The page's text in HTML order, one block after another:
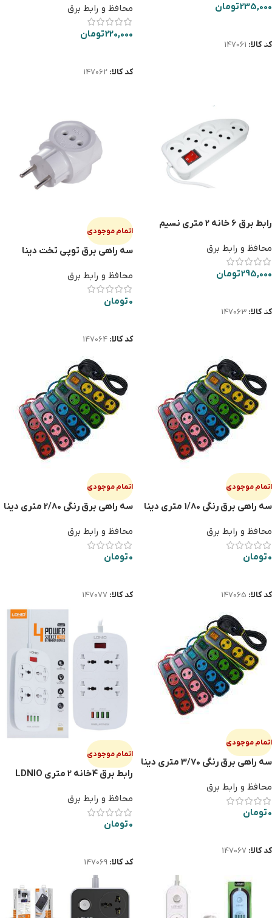
235,000تومان
کد کالا: 147061
محافظ و رابط برق
220,000تومان
کد کالا: 147062
رابط برق 6 خانه 2 متری نسیم
محافظ و رابط برق
295,000تومان
کد کالا: 147063
اتمام موجودی
سه راهی برق توپی تخت دینا
محافظ و رابط برق
0تومان
کد کالا: 147064
اتمام موجودی
سه راهی برق رنگی 1/80 متری دینا
محافظ و رابط برق
0تومان
کد کالا: 147065
اتمام موجودی
سه راهی برق رنگی 2/80 متری دینا
محافظ و رابط برق
0تومان
کد کالا: 147077
اتمام موجودی
سه راهی برق رنگی 3/70 متری دینا
محافظ و رابط برق
0تومان
کد کالا: 147067
اتمام موجودی
رابط برق 4خانه 2 متری LDNIO
محافظ و رابط برق
0تومان
کد کالا: 147069